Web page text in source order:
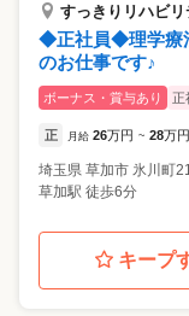
すっきりリハビ
◆正社員◆理学療
のお仕事です♪
ボーナス・賞与あり 正
正 月給 26万円 ~ 28万円
埼玉県 草加市 氷川町
草加駅 徒歩6分
キープ